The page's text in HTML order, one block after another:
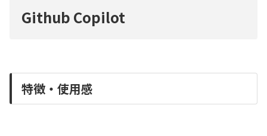
Github Copilot
特徴・使用感